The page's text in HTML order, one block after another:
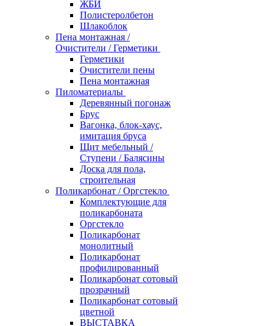
ЖБИ
Полистеролбетон
Шлакоблок
Пена монтажная /
Очистители / Герметики
Герметики
Очистители пены
Пена монтажная
Пиломатериалы
Деревянный погонаж
Брус
Вагонка, блок-хаус,
имитация бруса
Щит мебельный /
Ступени / Балясины
Доска для пола,
строительная
Поликарбонат / Оргстекло
Комплектующие для
поликарбоната
Оргстекло
Поликарбонат
монолитный
Поликарбонат
профилированный
Поликарбонат сотовый
прозрачный
Поликарбонат сотовый
цветной
ВЫСТАВКА